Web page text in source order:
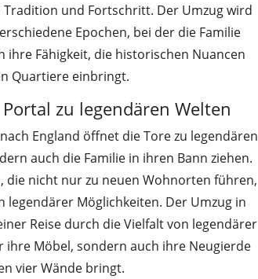
Tradition und Fortschritt. Der Umzug wird
Epochen, bei der die Familie
Fähigkeit, die historischen Nuancen
Quartiere einbringt.
zu legendären Welten
England öffnet die Tore zu legendären
auch die Familie in ihren Bann ziehen.
die nicht nur zu neuen Wohnorten führen,
Möglichkeiten. Der Umzug in
Reise durch die Vielfalt von legendärer
Möbel, sondern auch ihre Neugierde
vier Wände bringt.